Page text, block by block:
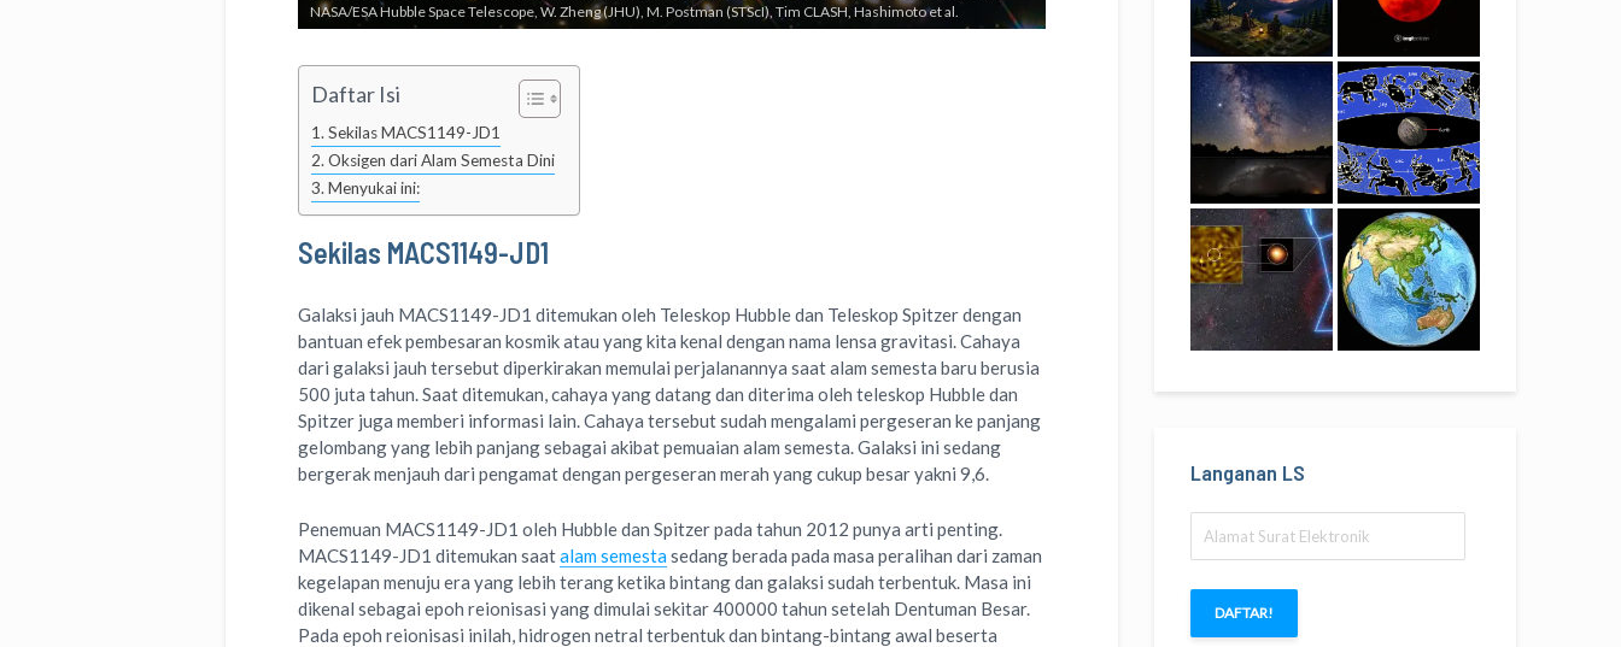
NASA/ESA Hubble Space Telescope, W. Zheng (JHU), M. Postman (STScI), Tim CLASH, Hashimoto et al.
Daftar Isi
Sekilas MACS1149-JD1
Oksigen dari Alam Semesta Dini
Menyukai ini:
Sekilas MACS1149-JD1
Galaksi jauh MACS1149-JD1 ditemukan oleh Teleskop Hubble dan Teleskop Spitzer dengan
bantuan efek pembesaran kosmik atau yang kita kenal dengan nama lensa gravitasi. Cahaya
dari galaksi jauh tersebut diperkirakan memulai perjalanannya saat alam semesta baru berusia
500 juta tahun. Saat ditemukan, cahaya yang datang dan diterima oleh teleskop Hubble dan
Spitzer juga memberi informasi lain. Cahaya tersebut sudah mengalami pergeseran ke panjang
gelombang yang lebih panjang sebagai akibat pemuaian alam semesta. Galaksi ini sedang
bergerak menjauh dari pengamat dengan pergeseran merah yang cukup besar yakni 9,6.
Penemuan MACS1149-JD1 oleh Hubble dan Spitzer pada tahun 2012 punya arti penting.
MACS1149-JD1 ditemukan saatalam semestasedang berada pada masa peralihan dari zaman
kegelapan menuju era yang lebih terang ketika bintang dan galaksi sudah terbentuk. Masa ini
dikenal sebagai epoh reionisasi yang dimulai sekitar 400000 tahun setelah Dentuman Besar.
Pada epoh reionisasi inilah, hidrogen netral terbentuk dan bintang-bintang awal beserta
Langanan LS
Surat
Elektronik
DAFTAR!